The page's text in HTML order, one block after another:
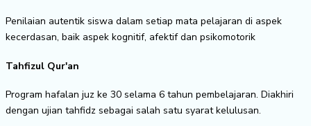
Penilaian autentik siswa dalam setiap mata pelajaran di aspek
kecerdasan, baik aspek kognitif, afektif dan psikomotorik
Tahfizul Qur'an
Program hafalan juz ke 30 selama 6 tahun pembelajaran. Diakhiri
dengan ujian tahfidz sebagai salah satu syarat kelulusan.